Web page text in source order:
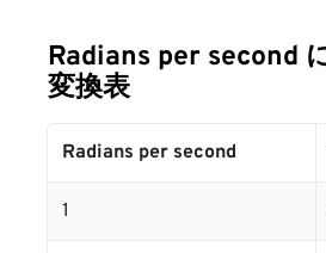
Radians per second
変換表
Radians per second
1